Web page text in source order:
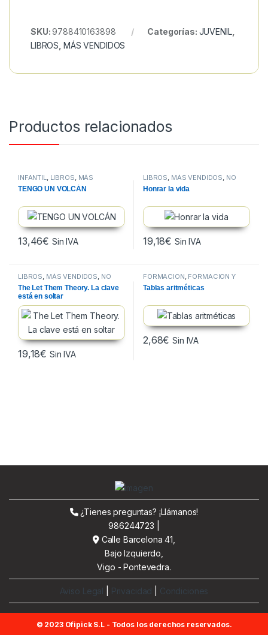
SKU:9788410163898 Categorías: JUVENIL,
LIBROS MÁS VENDIDOS
Productos relacionados
INFANTIL LIBROS MÁS
VENDIDOS
TENGO UN VOLCÁN
13,46€ Sin IVA
LIBROS MÁS VENDIDOS NO
FICCION
Honrar la vida
19,18€ Sin IVA
LIBROS, MÁS VENDIDOS, NO
FICCION
The Let Them Theory. La clave
está en soltar
19,18€ Sin IVA
FORMACION, FORMACIÓN Y
ESCOLAR LIBROS
Tablas aritméticas
2,68€ Sin IVA
¿Tienes preguntas? ¡Llámanos!
986244723 |
Calle Barcelona 41,
Bajo Izquierdo,
Vigo - Pontevedra.
Aviso Legal Privacidad Condiciones
© 2023 Ofipick S.L - Todos los derechos reservados.